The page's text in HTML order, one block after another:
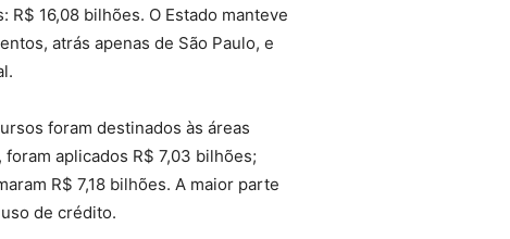
16,08 bilhões. O Estado manteve
atrás apenas de São Paulo, e
foram destinados às áreas
aplicados R$ 7,03 bilhões;
R$ 7,18 bilhões. A maior parte
de crédito.